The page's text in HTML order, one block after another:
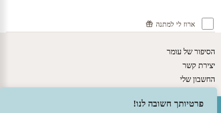
פתח סרגל נגישות
פרטיותך חשובה לנו!
ארוז לי למתנה
הסיפור של עומר
יצירת קשר
החשבון שלי
מדיניות משלוחים ותקנון האתר